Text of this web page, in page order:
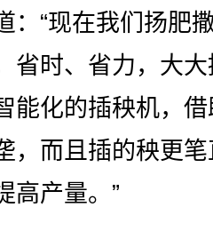
“现在我们扬肥
省时、省力，大
能化的插秧机，
，而且插的秧更
高产量。”